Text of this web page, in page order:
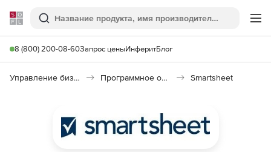
Softline
Поиск
8 (800) 200-08-60Запрос ценыИнферитБлог
Управление бизнесом, CRM/ERP Программное обеспечение для ведения дел Smartsheet